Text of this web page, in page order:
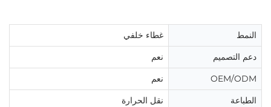
النمط
غطاء خلفي
دعم التصميم
نعم
OEM/ODM
نعم
الطباعة
نقل الحرارة